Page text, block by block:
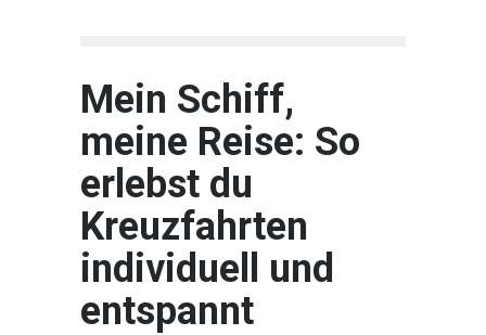
Mein Schiff,
meine Reise: So
erlebst du
Kreuzfahrten
individuell und
entspannt